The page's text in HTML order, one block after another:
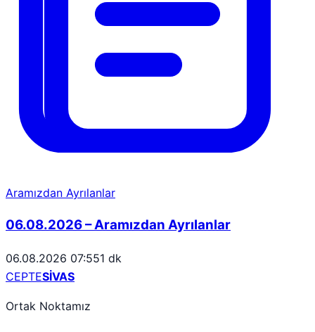
Aramızdan Ayrılanlar
06.08.2026 – Aramızdan Ayrılanlar
06.08.2026 07:551 dk
CEPTESİVAS
Ortak Noktamız